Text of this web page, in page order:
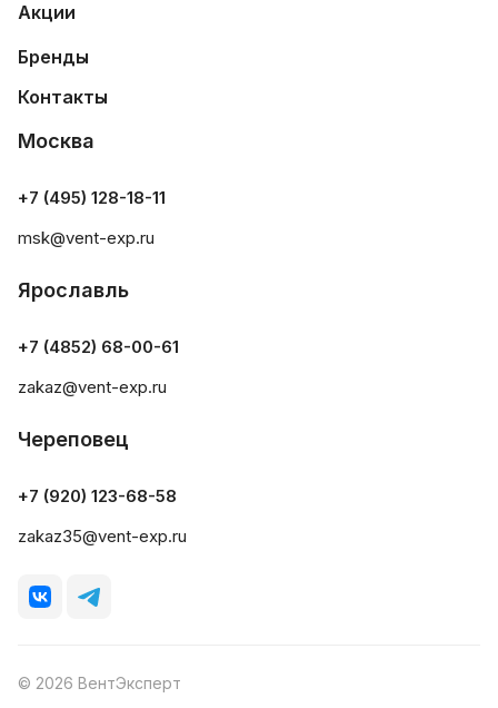
Акции
Бренды
Контакты
Москва
+7 (495) 128-18-11
msk@vent-exp.ru
Ярославль
+7 (4852) 68-00-61
zakaz@vent-exp.ru
Череповец
+7 (920) 123-68-58
zakaz35@vent-exp.ru
© 2026 ВентЭксперт